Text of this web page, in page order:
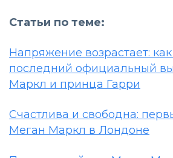
Статьи по теме:
Напряжение возрастает:
последний официальный
Маркл и принца Гарри
Счастлива и свободна:
Меган Маркл в Лондоне